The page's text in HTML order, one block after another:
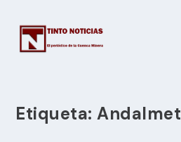
Etiqueta:Andalmet